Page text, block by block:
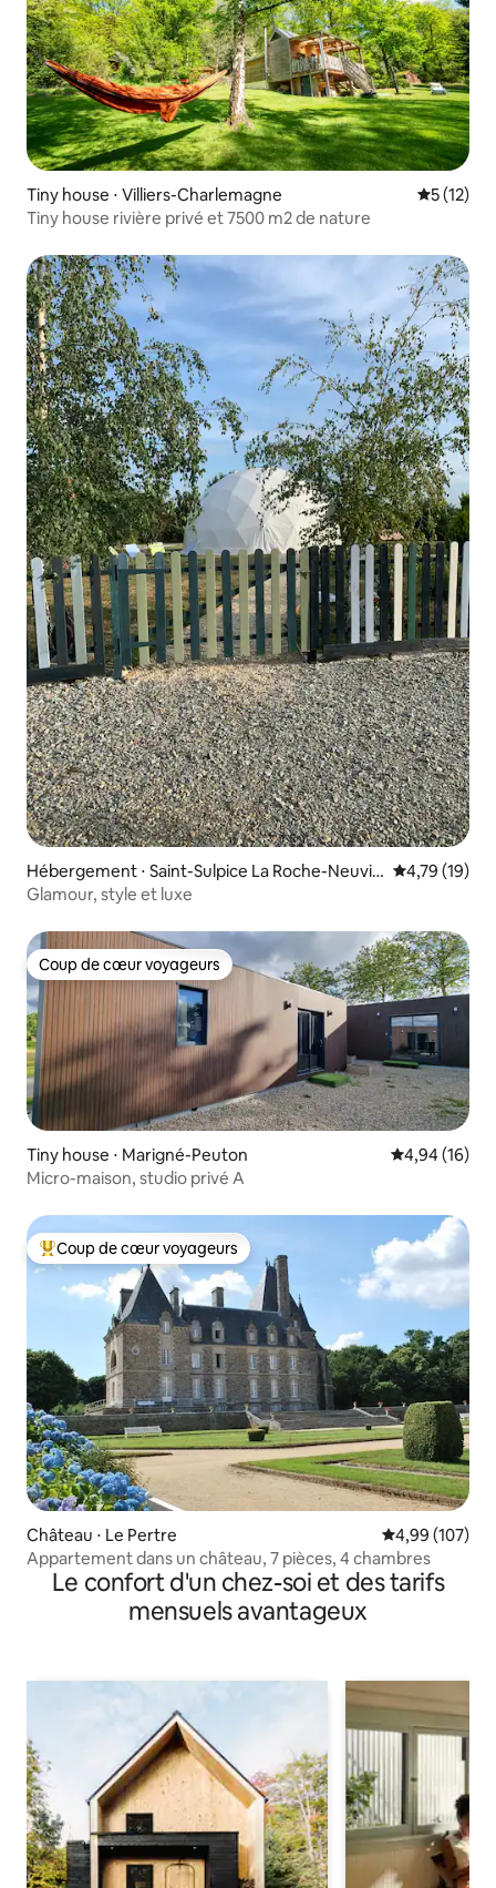
Tiny house ⋅ Villiers-Charlemagne
5 (12)
Tiny house rivière privé et 7500 m2 de nature
Hébergement ⋅ Saint-Sulpice La Roche-Neuvill
e
Évaluation
4,79 (19)
Glamour, style et luxe
Coup de cœur voyageurs
Coup de cœur voyageurs
Tiny house ⋅ Marigné-Peuton Évaluation
4,94 (16)
Micro-maison, studio privé A
Coups de cœur voyageurs les plus appréciés
Coup de cœur voyageurs
Château ⋅ Le Pertre Évaluation
4,99 (107)
Appartement dans un château, 7 pièces, 4 chambres
Le confort d'un chez-soi et des tarifs
mensuels avantageux